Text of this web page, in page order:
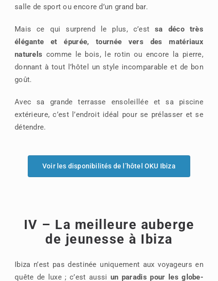
salle de sport ou encore d’un grand bar.
Mais ce qui surprend le plus, c’estsa déco très
élégante et épurée, tournée vers des matériaux
naturels comme le bois, le rotin ou encore la pierre,
donnant à tout l’hôtel un style incomparable et de bon
goût.
Avec sa grande terrasse ensoleillée et sa piscine
extérieure, c’est l’endroit idéal pour se prélasser et se
détendre.
Voir les disponibilités de l’hôtel OKU Ibiza
IV – La meilleure auberge
de jeunesse à Ibiza
Ibiza n’est pas destinée uniquement aux voyageurs en
quête de luxe ; c’est aussi un paradis pour les globe-